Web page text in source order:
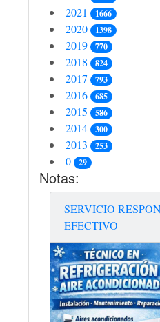
2021 1666
2020 1398
2019 770
2018 824
2017 793
2016 685
2015 586
2014 300
2013 253
0 29
Notas:
SERVICIO
EFECTIVO